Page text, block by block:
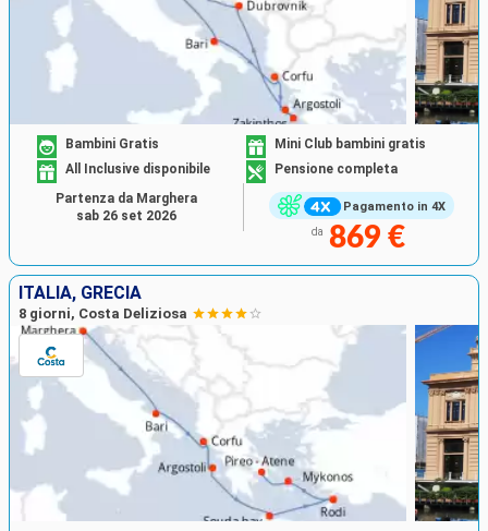
Pagamento in 4X
Bambini Gratis
Mini Club bambini gratis
All Inclusive disponibile
Pensione completa
da 869 €
Partenza da Marghera
sab 26 set 2026
ITALIA, GRECIA
8 giorni, Costa Deliziosa